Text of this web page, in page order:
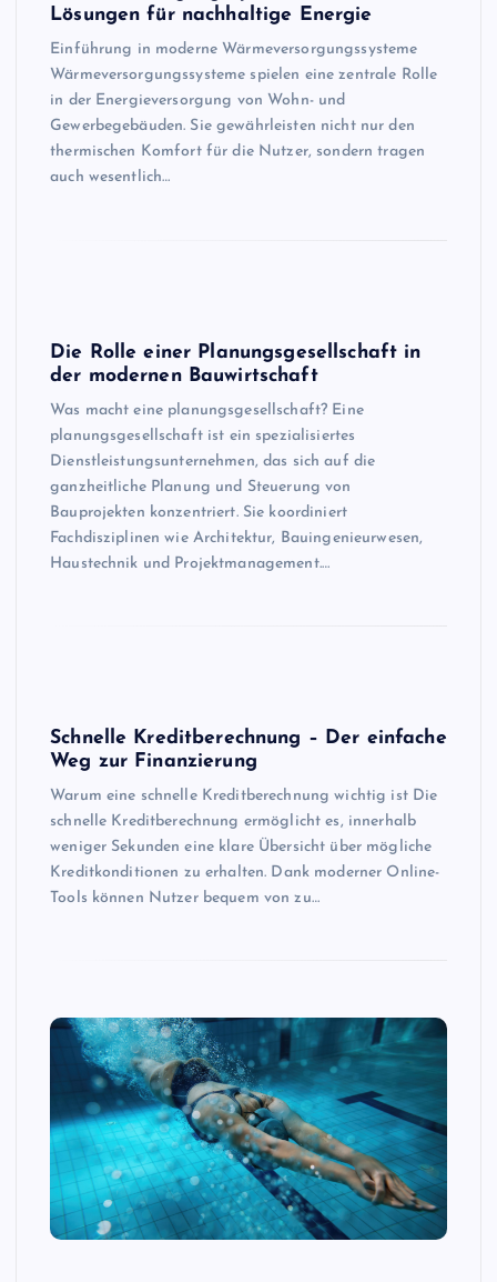
Lösungen für nachhaltige Energie
Einführung in moderne Wärmeversorgungssysteme
Wärmeversorgungssysteme spielen eine zentrale Rolle
in der Energieversorgung von Wohn- und
Gewerbegebäuden. Sie gewährleisten nicht nur den
thermischen Komfort für die Nutzer, sondern tragen
auch wesentlich…
Die Rolle einer Planungsgesellschaft in
der modernen Bauwirtschaft
Was macht eine planungsgesellschaft? Eine
planungsgesellschaft ist ein spezialisiertes
Dienstleistungsunternehmen, das sich auf die
ganzheitliche Planung und Steuerung von
Bauprojekten konzentriert. Sie koordiniert
Fachdisziplinen wie Architektur, Bauingenieurwesen,
Haustechnik und Projektmanagement.…
Schnelle Kreditberechnung – Der einfache
Weg zur Finanzierung
Warum eine schnelle Kreditberechnung wichtig ist Die
schnelle Kreditberechnung ermöglicht es, innerhalb
weniger Sekunden eine klare Übersicht über mögliche
Kreditkonditionen zu erhalten. Dank moderner Online-
Tools können Nutzer bequem von zu…